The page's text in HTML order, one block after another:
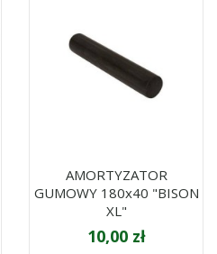
AMORTYZATOR
GUMOWY 180x40 "BISON
XL"
10,00 zł